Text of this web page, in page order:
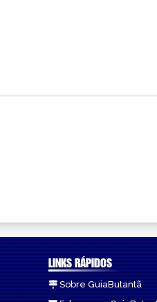
LINKS RÁPIDOS
Sobre GuiaButantã